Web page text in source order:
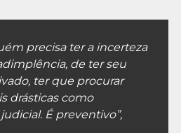
precisa ter a incerteza
de ter seu
ter que procurar
drásticas como
É preventivo”,